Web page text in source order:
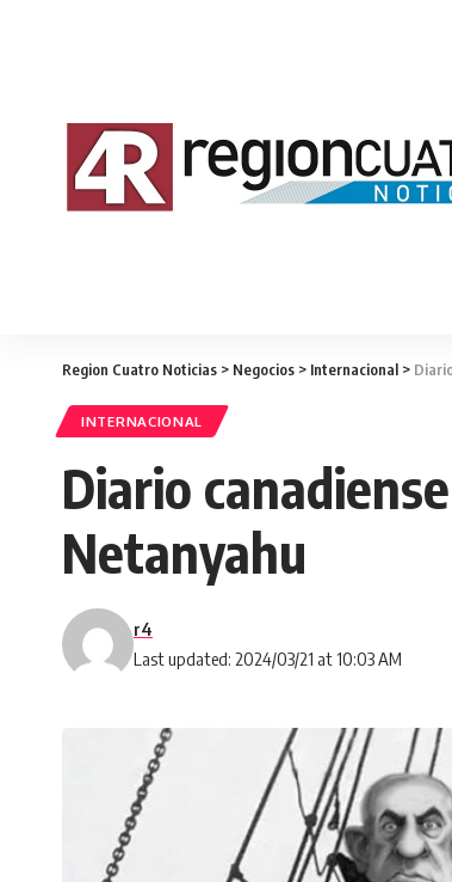
Region Cuatro Noticias > Negocios > Internacional >
INTERNACIONAL
Diario
Netanyahu
Last updated: 2024/03/21 at 10:03 AM
r4